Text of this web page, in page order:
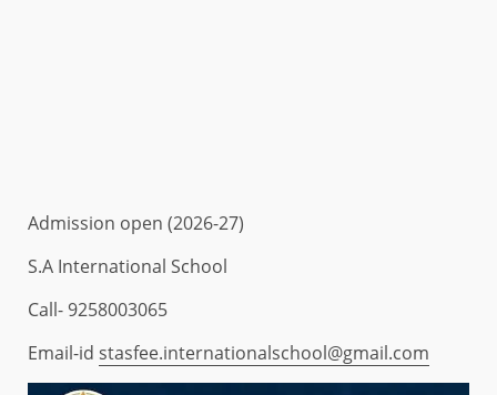
Admission open (2026-27)
S.A International School
Call- 9258003065
Email-id stasfee.internationalschool@gmail.com